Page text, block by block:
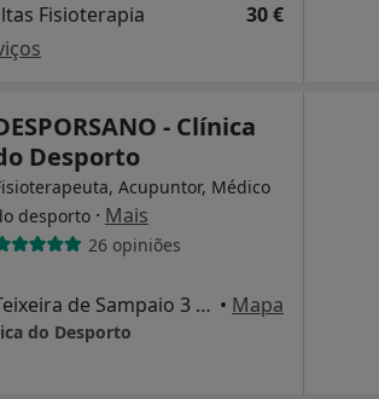
Fisioterapia
30 €
- Clínica
Desporto
Acupuntor, Médico
desporto · Mais
26 opiniões
Rua Embaixador Teixeira de Sampaio 3 B, Lisboa • Mapa
do Desporto